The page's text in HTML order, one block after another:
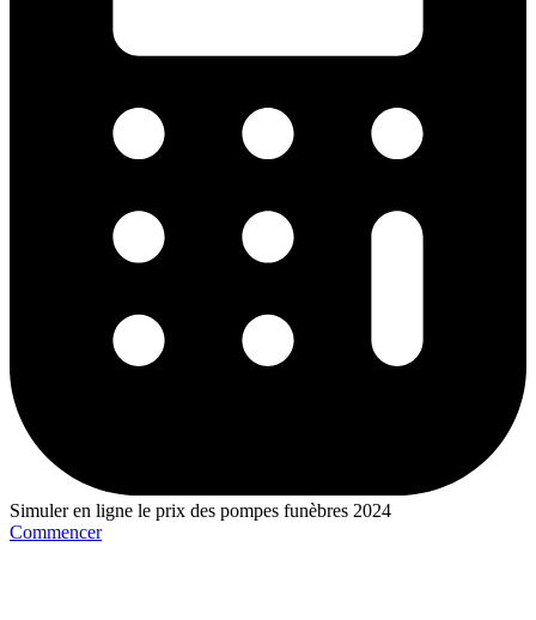
Simuler en ligne le prix des pompes funèbres 2024
Commencer